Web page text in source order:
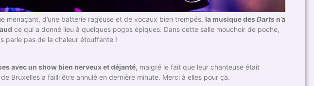
menaçant, d’une batterie rageuse et de vocaux bien trempés, la musique desDarts n’a
ce qui a donné lieu à quelques pogos épiques. Dans cette salle mouchoir de poche,
parle pas de la chaleur étouffante !
avec un show bien nerveux et déjanté, malgré le fait que leur chanteuse était
Bruxelles a failli être annulé en dernière minute. Merci à elles pour ça.